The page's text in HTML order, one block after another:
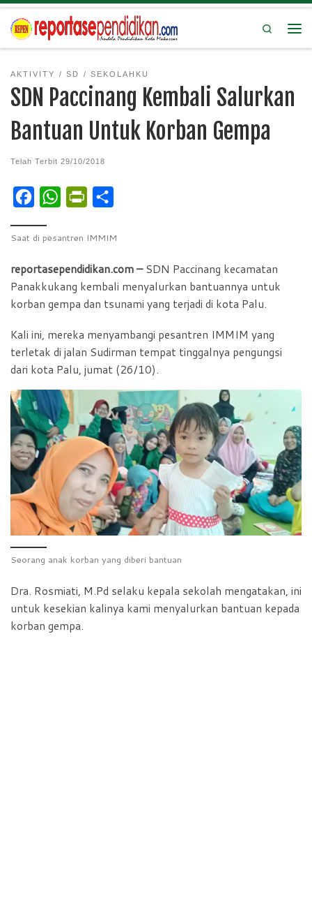
Search
AKTIVITY SD SEKOLAHKU
SDN Paccinang Kembali Salurkan
Bantuan Untuk Korban Gempa
Telah Terbit 29/10/2018
c
b
o
k
W
a
s
A
p
i
F
i
e
d
l
a
e
Saat di pesantren IMMIM
reportasependidikan.com –SDN Paccinang kecamatan
Panakkukang kembali menyalurkan bantuannya untuk
korban gempa dan tsunami yang terjadi di kota Palu.
Kali ini, mereka menyambangi pesantren IMMIM yang
terletak di jalan Sudirman tempat tinggalnya pengungsi
dari kota Palu, jumat (26/10).
Seorang anak korban yang diberi bantuan
Dra. Rosmiati, M.Pd selaku kepala sekolah mengatakan, ini
untuk kesekian kalinya kami menyalurkan bantuan kepada
korban gempa.